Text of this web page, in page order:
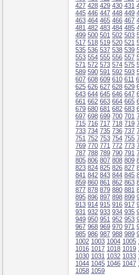
427 428 429 430 431
445 446 447 448 449
463 464 465 466 467
481 482 483 484 485
499 500 501 502 503
517 518 519 520 521
535 536 537 538 539
553 554 555 556 557
571 572 573 574 575
589 590 591 592 593
607 608 609 610 611
625 626 627 628 629
643 644 645 646 647
661 662 663 664 665
679 680 681 682 683
697 698 699 700 701
715 716 717 718 719
733 734 735 736 737
751 752 753 754 755
769 770 771 772 773
787 788 789 790 791
805 806 807 808 809
823 824 825 826 827
841 842 843 844 845
859 860 861 862 863
877 878 879 880 881
895 896 897 898 899
913 914 915 916 917
931 932 933 934 935
949 950 951 952 953
967 968 969 970 971
985 986 987 988 989
1002 1003 1004 1005
1016 1017 1018 1019
1030 1031 1032 1033
1044 1045 1046 1047
1058 1059